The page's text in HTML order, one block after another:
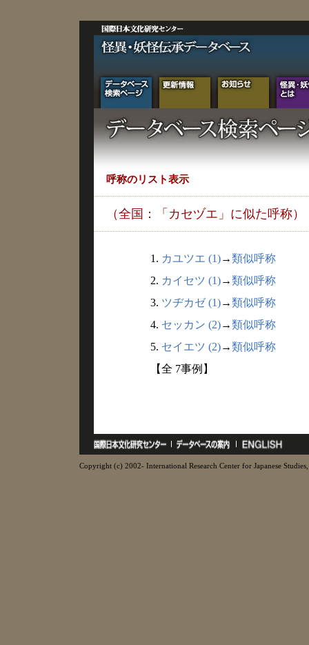
呼称のリスト表示
（全国：「カセヅエ」に似た呼称）
1. カユツエ (1)→類似呼称
2. カイセツ (1)→類似呼称
3. ツヂカゼ (1)→類似呼称
4. セッカン (2)→類似呼称
5. セイエツ (2)→類似呼称
【全 7事例】
Copyright (c) 2002- International Research Center for Japanese